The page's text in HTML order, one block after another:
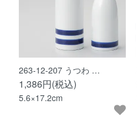
263-12-207 うつわ …
1,386円(税込)
5.6×17.2cm